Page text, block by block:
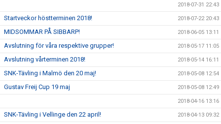
2018-07-31 22:43
Startveckor höstterminen 2018! 2018-07-22 20:43
MIDSOMMAR PÅ SIBBARP! 2018-06-05 13:11
Avslutning för våra respektive grupper! 2018-05-17 11:05
Avslutning vårterminen 2018! 2018-05-14 16:11
SNK-Tävling i Malmö den 20 maj! 2018-05-08 12:54
Gustav Freij Cup 19 maj 2018-05-08 12:49
2018-04-16 13:16
SNK-Tävling i Vellinge den 22 april! 2018-04-13 09:32